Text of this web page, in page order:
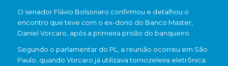
O senador Flávio Bolsonaro confirmou e detalhou o
encontro que teve com o ex-dono do Banco Master,
Daniel Vorcaro, após a primeira prisão do banqueiro.
Segundo o parlamentar do PL, a reunião ocorreu em São
Paulo, quando Vorcaro já utilizava tornozeleira eletrônica.